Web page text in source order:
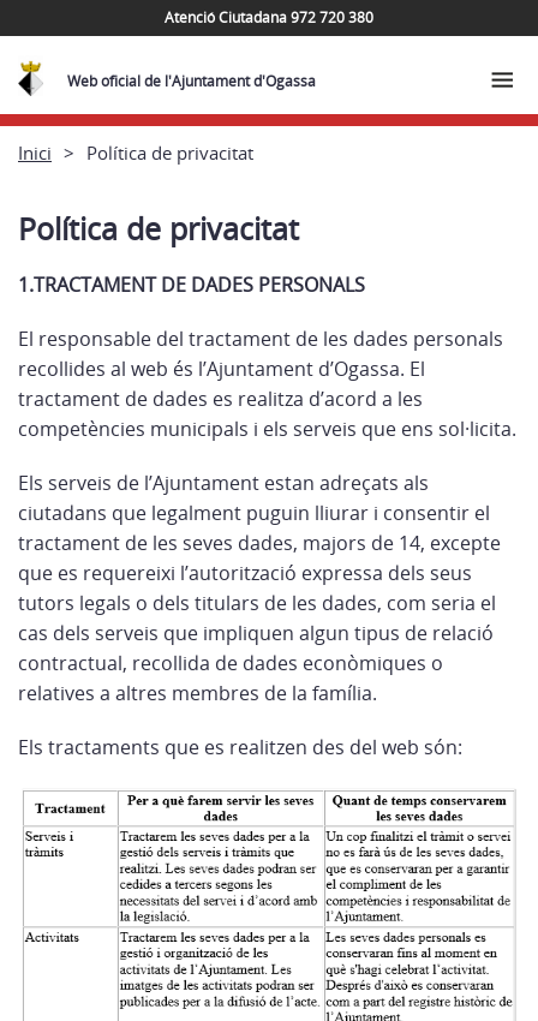
Atenció Ciutadana 972 720 380
Web oficial de l'Ajuntament d'Ogassa
Inici Política de privacitat
Política de privacitat
1.TRACTAMENT DE DADES PERSONALS
El responsable del tractament de les dades personals
recollides al web és l’Ajuntament d’Ogassa. El
tractament de dades es realitza d’acord a les
competències municipals i els serveis que ens sol·licita.
Els serveis de l’Ajuntament estan adreçats als
ciutadans que legalment puguin lliurar i consentir el
tractament de les seves dades, majors de 14, excepte
que es requereixi l’autorització expressa dels seus
tutors legals o dels titulars de les dades, com seria el
cas dels serveis que impliquen algun tipus de relació
contractual, recollida de dades econòmiques o
relatives a altres membres de la família.
Els tractaments que es realitzen des del web són: